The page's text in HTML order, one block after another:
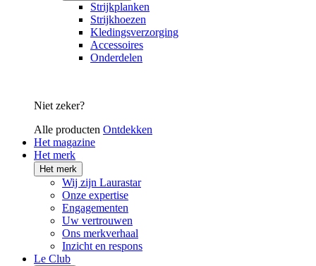
Strijkplanken
Strijkhoezen
Kledingsverzorging
Accessoires
Onderdelen
Niet zeker?
Alle producten Ontdekken
Het magazine
Het merk
Het merk
Wij zijn Laurastar
Onze expertise
Engagementen
Uw vertrouwen
Ons merkverhaal
Inzicht en respons
Le Club